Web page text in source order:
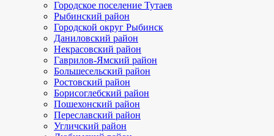
Городское поселение Тутаев
Рыбинский район
Городской округ Рыбинск
Даниловский район
Некрасовский район
Гаврилов-Ямский район
Большесельский район
Ростовский район
Борисоглебский район
Пошехонский район
Переславский район
Угличский район